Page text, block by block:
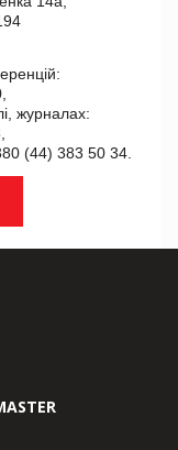
журналах:
(44) 383 50 34.